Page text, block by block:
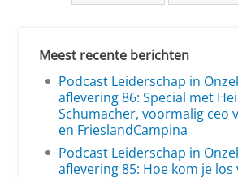
Meest recente berichten
Podcast Leiderschap in
aflevering 86: Special met
Schumacher, voormalig ceo
en FrieslandCampina
Podcast Leiderschap in
aflevering 85: Hoe kom je los